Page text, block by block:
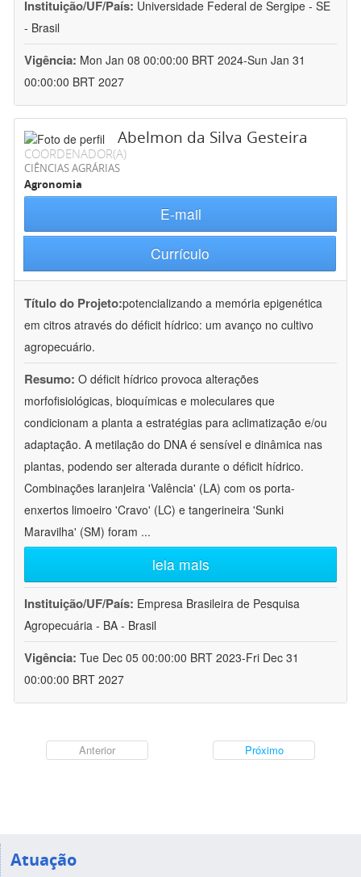
Instituição/UF/País: Universidade Federal de Sergipe - SE
- Brasil
Vigência: Mon Jan 08 00:00:00 BRT 2024-Sun Jan 31
00:00:00 BRT 2027
Abelmon da Silva Gesteira
COORDENADOR(A)
CIÊNCIAS AGRÁRIAS
Agronomia
E-mail
Currículo
Título do Projeto:potencializando a memória epigenética
em citros através do déficit hídrico: um avanço no cultivo
agropecuário.
Resumo: O déficit hídrico provoca alterações
morfofisiológicas, bioquímicas e moleculares que
condicionam a planta a estratégias para aclimatização e/ou
adaptação. A metilação do DNA é sensível e dinâmica nas
plantas, podendo ser alterada durante o déficit hídrico.
Combinações laranjeira 'Valência' (LA) com os porta-
enxertos limoeiro 'Cravo' (LC) e tangerineira 'Sunki
Maravilha' (SM) foram ...
leia mais
Instituição/UF/País: Empresa Brasileira de Pesquisa
Agropecuária - BA - Brasil
Vigência: Tue Dec 05 00:00:00 BRT 2023-Fri Dec 31
00:00:00 BRT 2027
Anterior Próximo
Atuação